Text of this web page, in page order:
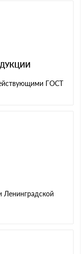
ГОСТ
Ленинградской